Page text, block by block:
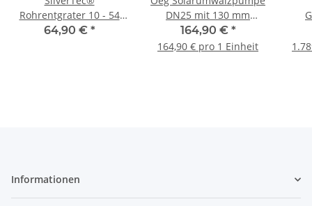
Rohrentgrater 10 - 54
mm innen und außen
64,90 € *
DN25 mit 130 mm
Baulänge und PWM
Ansteuerung
164,90 € *
164,90 € pro 1 Einheit
Informationen